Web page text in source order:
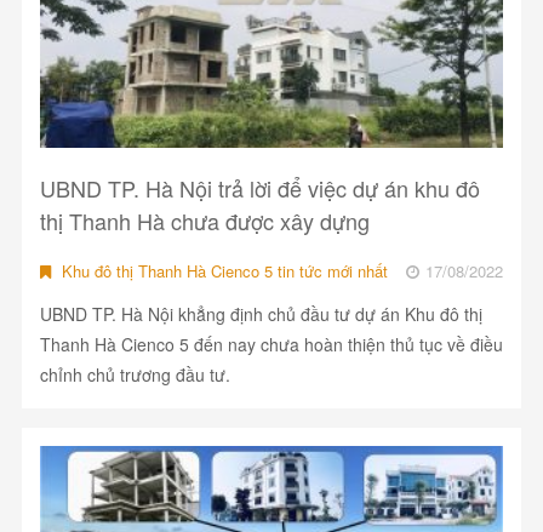
UBND TP. Hà Nội trả lời để việc dự án khu đô
thị Thanh Hà chưa được xây dựng
Khu đô thị Thanh Hà Cienco 5 tin tức mới nhất 17/08/2022
UBND TP. Hà Nội khẳng định chủ đầu tư dự án Khu đô thị
Thanh Hà Cienco 5 đến nay chưa hoàn thiện thủ tục về điều
chỉnh chủ trương đầu tư.